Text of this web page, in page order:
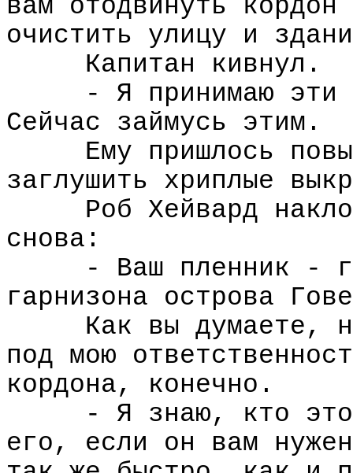
вам отодвинуть
очистить улицу и
Капитан кивнул.
- Я принимаю эти
Сейчас займусь этим.
Ему пришлось
заглушить хриплые
Роб Хейвард
снова:
- Ваш пленник -
гарнизона острова
Как вы думаете,
под мою
кордона, конечно.
- Я знаю, кто
его, если он вам